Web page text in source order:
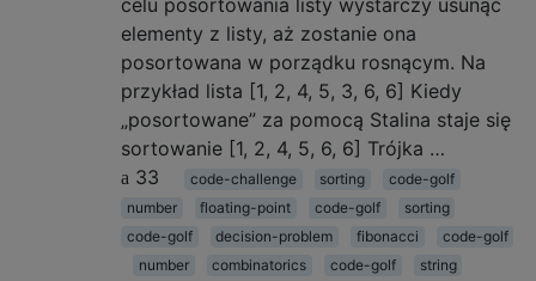
celu posortowania listy wystarczy usunąć
elementy z listy, aż zostanie ona
posortowana w porządku rosnącym. Na
przykład lista [1, 2, 4, 5, 3, 6, 6] Kiedy
„posortowane” za pomocą Stalina staje się
sortowanie [1, 2, 4, 5, 6, 6] Trójka …
33
code-challenge sorting
code-golf
number
floating-point code-golf
sorting
code-golf
decision-problem fibonacci
code-golf
number
combinatorics code-golf
string